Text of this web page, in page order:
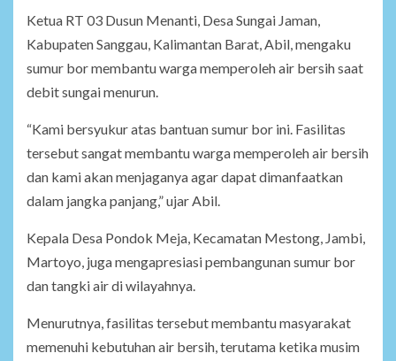
Ketua RT 03 Dusun Menanti, Desa Sungai Jaman,
Kabupaten Sanggau, Kalimantan Barat, Abil, mengaku
sumur bor membantu warga memperoleh air bersih saat
debit sungai menurun.
“Kami bersyukur atas bantuan sumur bor ini. Fasilitas
tersebut sangat membantu warga memperoleh air bersih
dan kami akan menjaganya agar dapat dimanfaatkan
dalam jangka panjang,” ujar Abil.
Kepala Desa Pondok Meja, Kecamatan Mestong, Jambi,
Martoyo, juga mengapresiasi pembangunan sumur bor
dan tangki air di wilayahnya.
Menurutnya, fasilitas tersebut membantu masyarakat
memenuhi kebutuhan air bersih, terutama ketika musim